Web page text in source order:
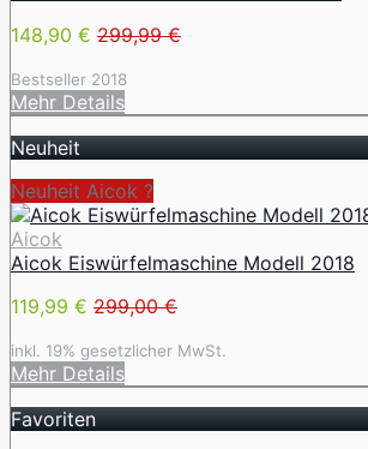
148,90 € 299,99 €
Bestseller 2018
Mehr Details
Neuheit
Neuheit Aicok ?
Aicok
Aicok Eiswürfelmaschine Modell 2018
119,99 € 299,00 €
inkl. 19% gesetzlicher MwSt.
Mehr Details
Favoriten